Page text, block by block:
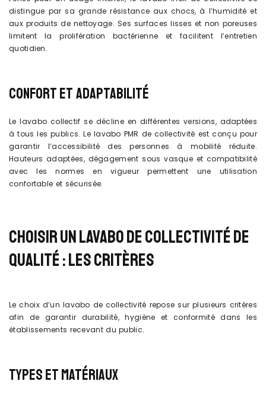
distingue par sa grande résistance aux chocs, à l’humidité et
aux produits de nettoyage. Ses surfaces lisses et non poreuses
limitent la prolifération bactérienne et facilitent l’entretien
quotidien.
CONFORT ET ADAPTABILITÉ
Le lavabo collectif se décline en différentes versions, adaptées
à tous les publics. Le lavabo PMR de collectivité est conçu pour
garantir l’accessibilité des personnes à mobilité réduite.
Hauteurs adaptées, dégagement sous vasque et compatibilité
avec les normes en vigueur permettent une utilisation
confortable et sécurisée.
CHOISIR UN LAVABO DE COLLECTIVITÉ DE
QUALITÉ : LES CRITÈRES
Le choix d’un lavabo de collectivité repose sur plusieurs critères
afin de garantir durabilité, hygiène et conformité dans les
établissements recevant du public.
TYPES ET MATÉRIAUX